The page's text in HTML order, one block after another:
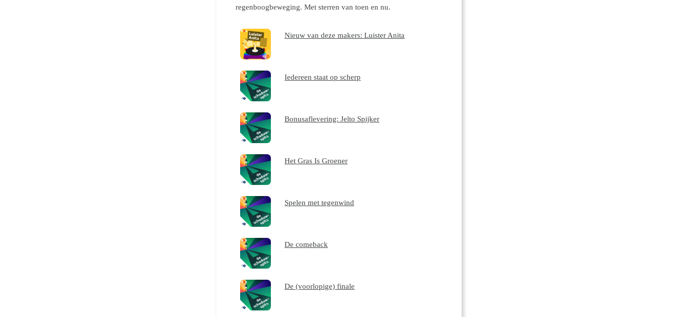
regenboogbeweging. Met sterren van toen en nu.
Nieuw van deze makers: Luister Anita
Iedereen staat op scherp
Bonusaflevering: Jelto Spijker
Het Gras Is Groener
Spelen met tegenwind
De comeback
De (voorlopige) finale